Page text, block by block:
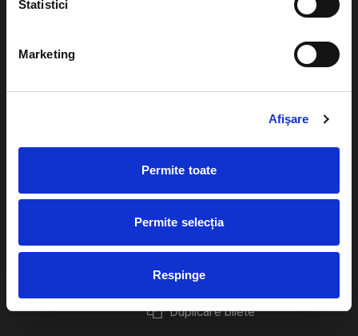
Statistici
Marketing
Afişare
Permite toate
Permite selecția
Respinge
Cum comand bilete?
Plata online sau cash
eBilet printat acasa
Livrare prin curier
Returnare bilete
Duplicare bilete
Evenimente
festivaluri
Pentru copii